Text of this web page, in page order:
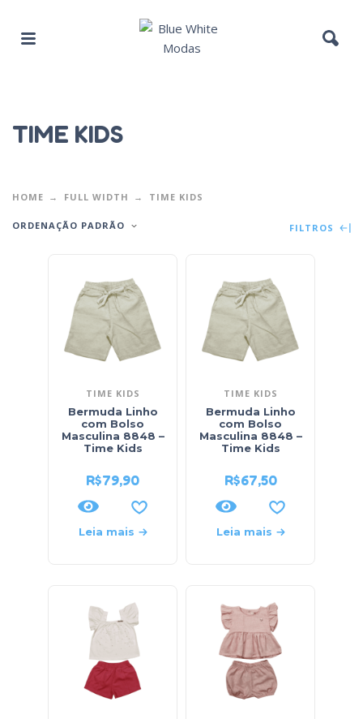
TIME KIDS
HOME FULL WIDTH TIME KIDS
ORDENAÇÃO PADRÃO FILTROS
TIME KIDS
Bermuda Linho
com Bolso
Masculina 8848 –
Time Kids
R$79,90
Leia mais
TIME KIDS
Bermuda Linho
com Bolso
Masculina 8848 –
Time Kids
R$67,50
Leia mais